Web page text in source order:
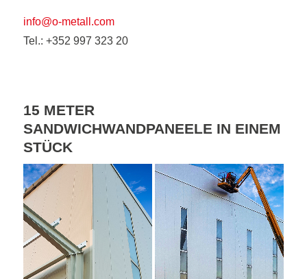
info@o-metall.com
Tel.: +352 997 323 20
15 METER
SANDWICHWANDPANEELE IN EINEM
STÜCK